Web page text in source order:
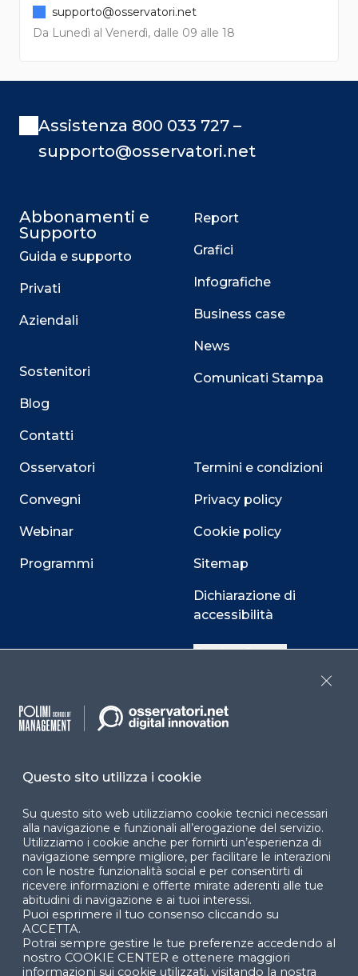
Da Lunedì al Venerdì, dalle 09 alle 18
supporto@osservatori.net
Assistenza 800 033 727 –
supporto@osservatori.net
Abbonamenti e
Supporto
Guida e supporto
Privati
Aziendali
Sostenitori
Blog
Contatti
Osservatori
Convegni
Webinar
Programmi
Report
Grafici
Infografiche
Business case
News
Comunicati Stampa
Termini e condizioni
Privacy policy
Cookie policy
Sitemap
Dichiarazione di
accessibilità
Cookie Center
Facebook LinkedIn
© 2024 Copyright © Politecnico di Milano Dipartimento
di Ingegneria Gestionale
Questo sito utilizza i cookie
Su questo sito web utilizziamo cookie tecnici necessari
alla navigazione e funzionali all’erogazione del servizio.
Utilizziamo i cookie anche per fornirti un’esperienza di
navigazione sempre migliore, per facilitare le interazioni
con le nostre funzionalità social e per consentirti di
ricevere informazioni e offerte mirate aderenti alle tue
abitudini di navigazione e ai tuoi interessi.
Puoi esprimere il tuo consenso cliccando su
ACCETTA.
Potrai sempre gestire le tue preferenze accedendo al
nostro COOKIE CENTER e ottenere maggiori
informazioni sui cookie utilizzati, visitando la nostra